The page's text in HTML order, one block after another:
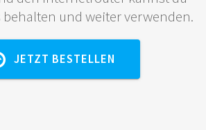
und weiter verwenden.
JETZT BESTELLEN